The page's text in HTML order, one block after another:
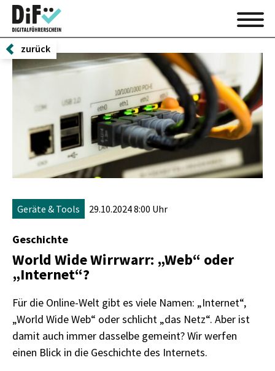
zurück
Geräte & Tools 29.10.2024 8:00 Uhr
Geschichte
World Wide Wirrwarr: „Web“ oder
„Internet“?
Für die Online-Welt gibt es viele Namen: „Internet“,
„World Wide Web“ oder schlicht „das Netz“. Aber ist
damit auch immer dasselbe gemeint? Wir werfen
einen Blick in die Geschichte des Internets.